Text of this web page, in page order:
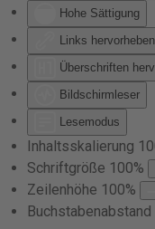
Hohe Sättigung
Links hervorheben
Überschriften
Bildschirmleser
Lesemodus
Inhaltsskalierung
Schriftgröße 100%
Zeilenhöhe 100%
Buchstabenabstand